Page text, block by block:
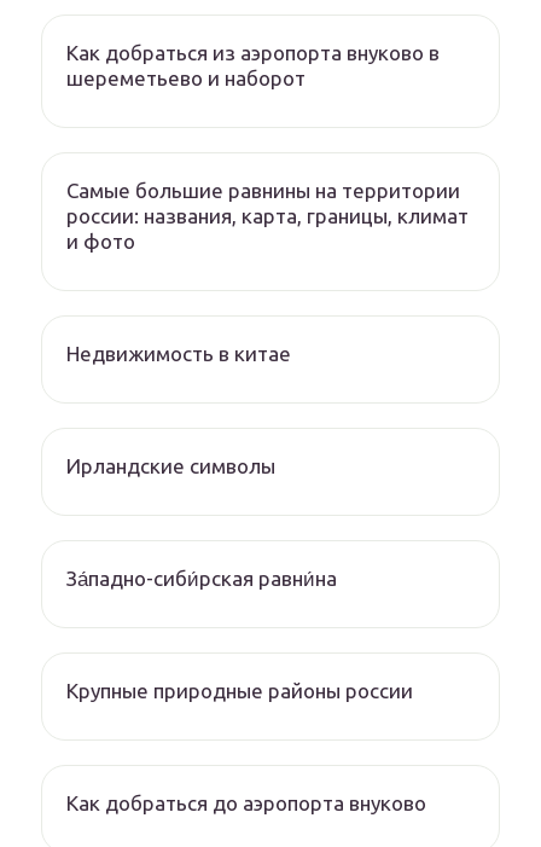
Как добраться из аэропорта внуково в
шереметьево и наборот
Самые большие равнины на территории
россии: названия, карта, границы, климат
и фото
Недвижимость в китае
Ирландские символы
За́падно-сиби́рская равни́на
Крупные природные районы россии
Как добраться до аэропорта внуково